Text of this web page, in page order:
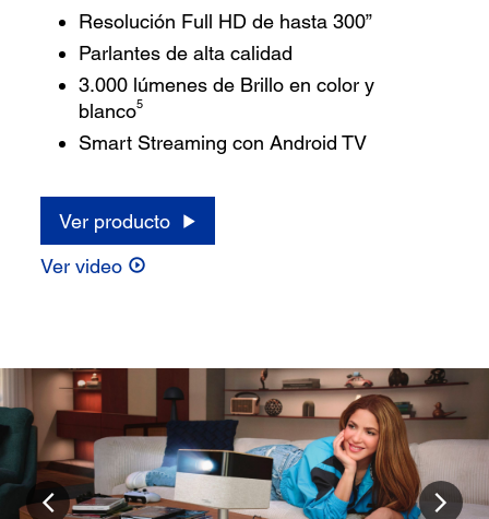
Resolución Full HD de hasta 300”
Parlantes de alta calidad
3.000 lúmenes de Brillo en color y
blanco5
Smart Streaming con Android TV
Ver producto
Ver video